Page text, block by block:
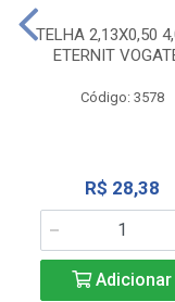
TELHA 2,13X0,50
ETERNIT
Código: 3578
R$ 28,38
Adicionar